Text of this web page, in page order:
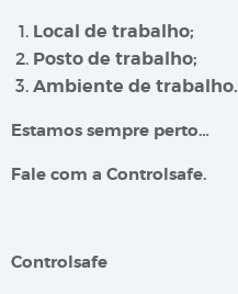
Local de trabalho;
Posto de trabalho;
Ambiente de trabalho.
Estamos sempre perto…
Fale com a Controlsafe.
Controlsafe